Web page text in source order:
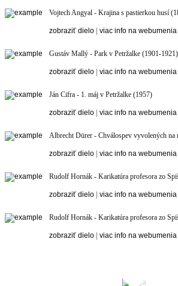
Vojtech Angyal - Krajina s pastierkou husí
zobraziť dielo viac info na webumenia
Gustáv Mallý - Park v Petržalke (1901-1921)
zobraziť dielo viac info na webumenia
Ján Cifra - 1. máj v Petržalke (1957)
zobraziť dielo viac info na webumenia
Albrecht Dürer - Chválospev vyvolených na
zobraziť dielo viac info na webumenia
Rudolf Hornák - Karikatúra profesora zo
zobraziť dielo viac info na webumenia
Rudolf Hornák - Karikatúra profesora zo
zobraziť dielo viac info na webumenia